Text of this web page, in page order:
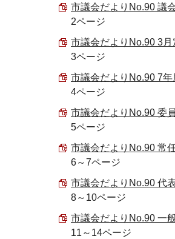
市議会だよりNo.90 議
2ページ
市議会だよりNo.90 3月
3ページ
市議会だよりNo.90 7年
4ページ
市議会だよりNo.90 委
5ページ
市議会だよりNo.90 常
6～7ページ
市議会だよりNo.90 代
8～10ページ
市議会だよりNo.90 一
11～14ページ